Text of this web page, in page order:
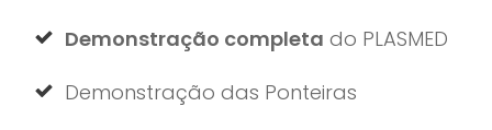
Demonstração completa do PLASMED
Demonstração das Ponteiras